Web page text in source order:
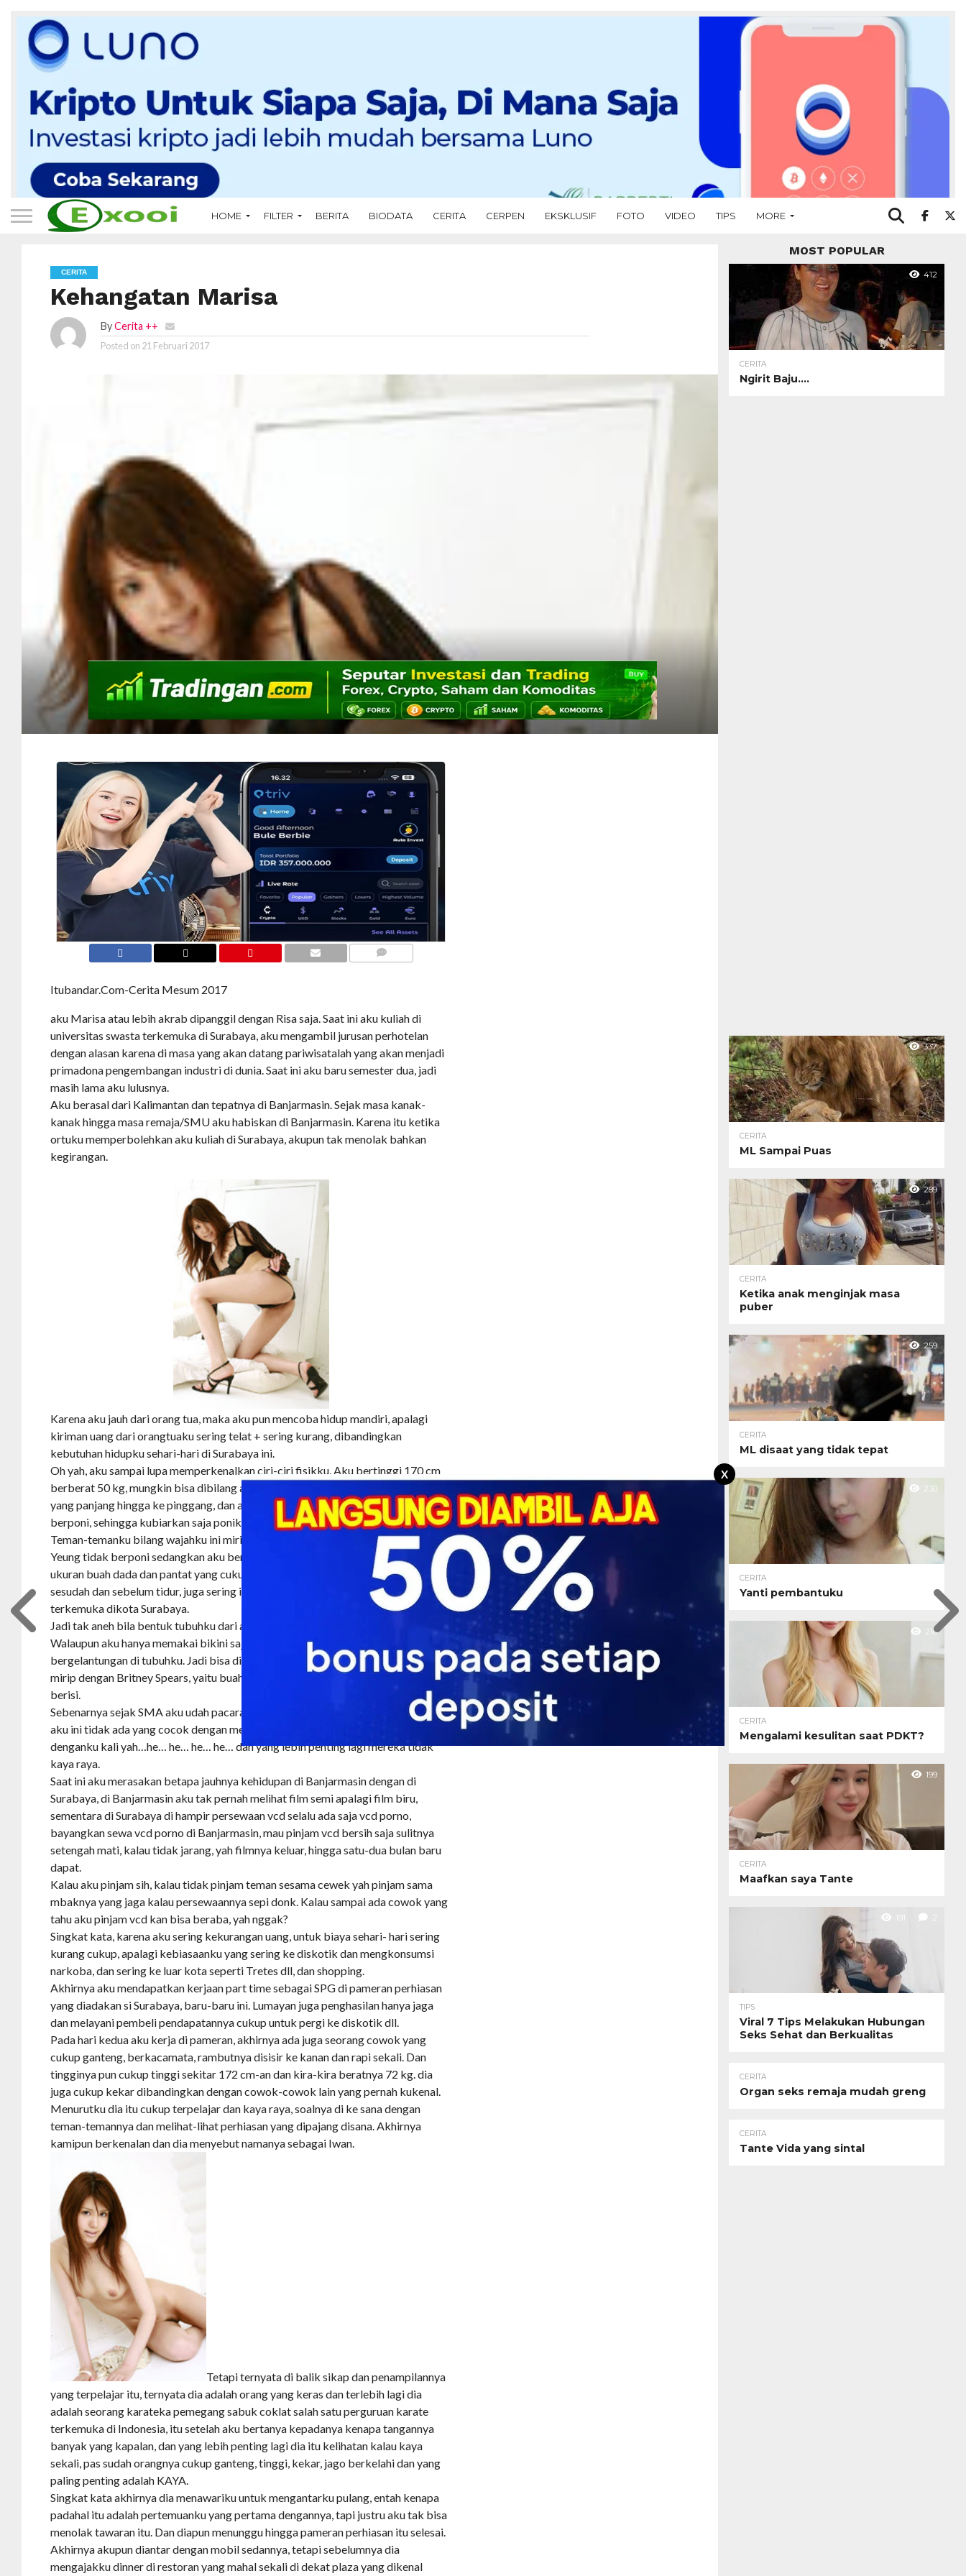
X
HOME FILTER BERITA BIODATA CERITA CERPEN EKSKLUSIF FOTO VIDEO TIPS MORE
CERITA
Kehangatan Marisa
By Cerita ++
Posted on 21 Februari 2017
Itubandar.Com-Cerita Mesum 2017
aku Marisa atau lebih akrab dipanggil dengan Risa saja. Saat ini aku kuliah di
universitas swasta terkemuka di Surabaya, aku mengambil jurusan perhotelan
dengan alasan karena di masa yang akan datang pariwisatalah yang akan menjadi
primadona pengembangan industri di dunia. Saat ini aku baru semester dua, jadi
masih lama aku lulusnya.
Aku berasal dari Kalimantan dan tepatnya di Banjarmasin. Sejak masa kanak-
kanak hingga masa remaja/SMU aku habiskan di Banjarmasin. Karena itu ketika
ortuku memperbolehkan aku kuliah di Surabaya, akupun tak menolak bahkan
kegirangan.
Karena aku jauh dari orang tua, maka aku pun mencoba hidup mandiri, apalagi
kiriman uang dari orangtuaku sering telat + sering kurang, dibandingkan
kebutuhan hidupku sehari-hari di Surabaya ini.
Oh yah, aku sampai lupa memperkenalkan ciri-ciri fisikku. Aku bertinggi 170 cm
berberat 50 kg, mungkin bisa dibilang aku ini cukup kurus. Aku memiliki rambut
yang panjang hingga ke pinggang, dan aku suka sekali dengan rambut yang
berponi, sehingga kubiarkan saja poniku menutupi dahiku.
Teman-temanku bilang wajahku ini mirip dengan Charlie Yeung, cuma saja Charlie
Yeung tidak berponi sedangkan aku berponi. Menurut temanku aku juga punya
ukuran buah dada dan pantat yang cukup besar dan berisi. Apalagi aku rajin sit up
sesudah dan sebelum tidur, juga sering ikut fitness di salah satu tempat fitness
terkemuka dikota Surabaya.
Jadi tak aneh bila bentuk tubuhku dari atas hingga bawah padat dan berisi.
Walaupun aku hanya memakai bikini saja, tak terlihat lemak-lemak yang
bergelantungan di tubuhku. Jadi bisa dibilang aku ini memiliki bentuk tubuh yang
mirip dengan Britney Spears, yaitu buah dada dan pantat yang cukup besar dan full
berisi.
Sebenarnya sejak SMA aku udah pacaran sama teman sesekolah, tapi kenapa kok
aku ini tidak ada yang cocok dengan mereka, mungkin mereka tidak sebanding
denganku kali yah…he… he… he… he… dan yang lebih penting lagi mereka tidak
kaya raya.
Saat ini aku merasakan betapa jauhnya kehidupan di Banjarmasin dengan di
Surabaya, di Banjarmasin aku tak pernah melihat film semi apalagi film biru,
sementara di Surabaya di hampir persewaan vcd selalu ada saja vcd porno,
bayangkan sewa vcd porno di Banjarmasin, mau pinjam vcd bersih saja sulitnya
setengah mati, kalau tidak jarang, yah filmnya keluar, hingga satu-dua bulan baru
dapat.
Kalau aku pinjam sih, kalau tidak pinjam teman sesama cewek yah pinjam sama
mbaknya yang jaga kalau persewaannya sepi donk. Kalau sampai ada cowok yang
tahu aku pinjam vcd kan bisa beraba, yah nggak?
Singkat kata, karena aku sering kekurangan uang, untuk biaya sehari- hari sering
kurang cukup, apalagi kebiasaanku yang sering ke diskotik dan mengkonsumsi
narkoba, dan sering ke luar kota seperti Tretes dll, dan shopping.
Akhirnya aku mendapatkan kerjaan part time sebagai SPG di pameran perhiasan
yang diadakan si Surabaya, baru-baru ini. Lumayan juga penghasilan hanya jaga
dan melayani pembeli pendapatannya cukup untuk pergi ke diskotik dll.
Pada hari kedua aku kerja di pameran, akhirnya ada juga seorang cowok yang
cukup ganteng, berkacamata, rambutnya disisir ke kanan dan rapi sekali. Dan
tingginya pun cukup tinggi sekitar 172 cm-an dan kira-kira beratnya 72 kg. dia
juga cukup kekar dibandingkan dengan cowok-cowok lain yang pernah kukenal.
Menurutku dia itu cukup terpelajar dan kaya raya, soalnya di ke sana dengan
teman-temannya dan melihat-lihat perhiasan yang dipajang disana. Akhirnya
kamipun berkenalan dan dia menyebut namanya sebagai Iwan.
Tetapi ternyata di balik sikap dan penampilannya
yang terpelajar itu, ternyata dia adalah orang yang keras dan terlebih lagi dia
adalah seorang karateka pemegang sabuk coklat salah satu perguruan karate
terkemuka di Indonesia, itu setelah aku bertanya kepadanya kenapa tangannya
banyak yang kapalan, dan yang lebih penting lagi dia itu kelihatan kalau kaya
sekali, pas sudah orangnya cukup ganteng, tinggi, kekar, jago berkelahi dan yang
paling penting adalah KAYA.
Singkat kata akhirnya dia menawariku untuk mengantarku pulang, entah kenapa
padahal itu adalah pertemuanku yang pertama dengannya, tapi justru aku tak bisa
menolak tawaran itu. Dan diapun menunggu hingga pameran perhiasan itu selesai.
Akhirnya akupun diantar dengan mobil sedannya, tetapi sebelumnya dia
mengajakku dinner di restoran yang mahal sekali di dekat plaza yang dikenal
MOST POPULAR
412
CERITA
Ngirit Baju….
337
CERITA
ML Sampai Puas
289
CERITA
Ketika anak menginjak masa
puber
259
CERITA
ML disaat yang tidak tepat
230
CERITA
Yanti pembantuku
216
CERITA
Mengalami kesulitan saat PDKT?
199
CERITA
Maafkan saya Tante
191 2
TIPS
Viral 7 Tips Melakukan Hubungan
Seks Sehat dan Berkualitas
CERITA
Organ seks remaja mudah greng
CERITA
Tante Vida yang sintal